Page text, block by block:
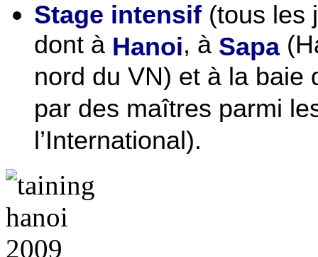
Stage intensif (tous les
dont à Hanoi, à Sapa
nord du VN) et à la baie
par des maîtres parmi
l’International).